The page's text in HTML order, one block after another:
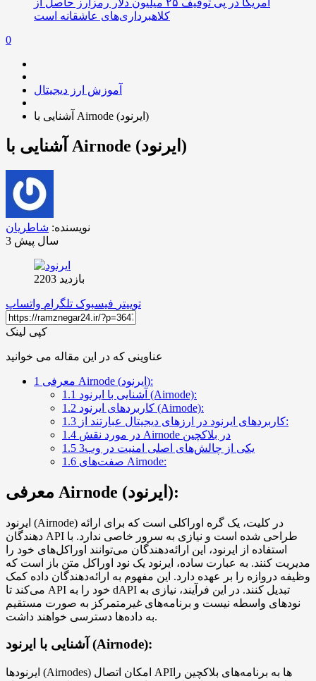
کلاهبرداری‌های عاشقانه است
0
آموزش ارز دیجیتال
آشنایی با Airnode (ایرنود)
آشنایی با Airnode (ایرنود)
نویسنده: شاطریان
3 سال پیش
بازدید 2203
توییتر فیسبوک تلگرام واتساپ
کپی لینک
عناوینی که در این مقاله می خوانید
1
معرفی Airnode (ایرنود):
1.1
آشنایی با ایرنود (Airnode):
1.2
کاربردهای ایرنود (Airnode):
1.3
کاربردهای ایرنود در ارزهای دیجیتال عبارتند از:
1.4
در مورد نقش Airnode در بلاکچین
1.5
یکی از چالش‌های اصلی امنیت در وب3
1.6
صفت‌های Airnode:
معرفی Airnode (ایرنود):
ایرنود (Airnode) در کلیت، یک گره اوراکلی است که برای ارائه
دهندگان API طراحی شده است و نیازی به سرور خاصی ندارد. با
استفاده از ایرنود، این ارائه‌دهندگان می‌توانند اوراکل‌های خود را
مدیریت کنند. به عبارت ساده، ایرنود یک نود اوراکل متن باز است که
وظیفه دروازه را بر عهده دارد. این مفهوم به ارائه‌دهندگان داده کمک
می‌کند تا API خود را به dAPI تبدیل کنند. در این فرآیند، نیازی به
نودهای واسطه نیست و برنامه‌های غیرمتمرکز به صورت مستقیم
به داده‌ها دسترسی خواهند داشت.
آشنایی با ایرنود (Airnode):
ایرنودها (Airnodes) امکان اتصال API‌ها به برنامه‌های بلاکچین را